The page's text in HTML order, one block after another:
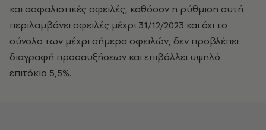
και ασφαλιστικές οφειλές, καθόσον η ρύθμιση αυτή
περιλαμβάνει οφειλές μέχρι 31/12/2023 και όχι το
σύνολο των μέχρι σήμερα οφειλών, δεν προβλέπει
διαγραφή προσαυξήσεων και επιβάλλει υψηλό
επιτόκιο 5,5%.